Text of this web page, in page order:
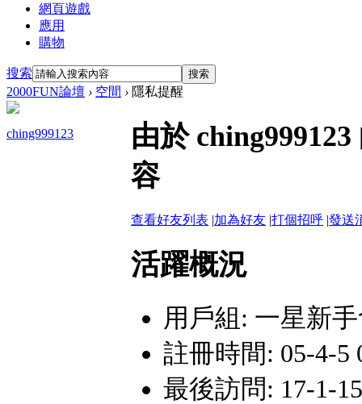
網頁遊戲
應用
購物
搜索 搜索
2000FUN論壇 › 空間 › 隱私提醒
ching999123
由於
容
查看好友列表 |加為好友 |打個招呼 |發送
活躍概況
用戶組: 一星新
註冊時間: 05-4-5
最後訪問: 17-1-